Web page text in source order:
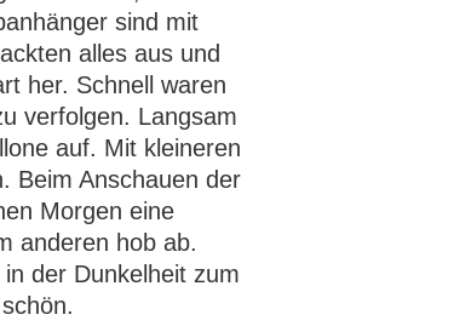
sind mit
alles aus und
her. Schnell waren
verfolgen. Langsam
auf. Mit kleineren
Beim Anschauen der
Morgen eine
anderen hob ab.
der Dunkelheit zum